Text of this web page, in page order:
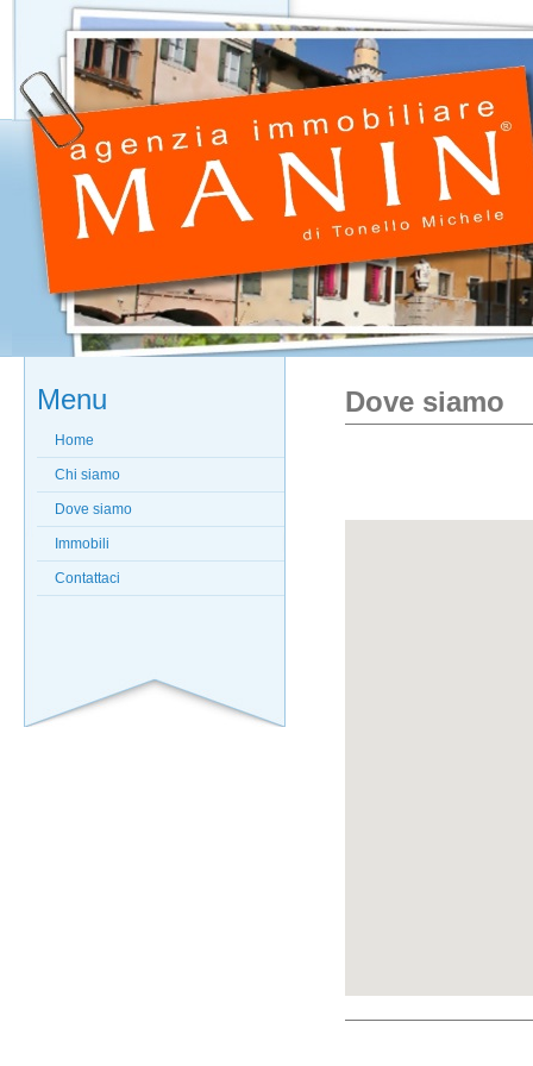
Menu
Home
Chi siamo
Dove siamo
Immobili
Contattaci
Dove siamo